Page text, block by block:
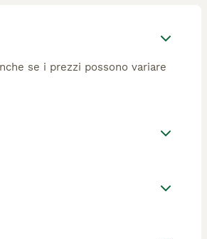
se i prezzi possono variare